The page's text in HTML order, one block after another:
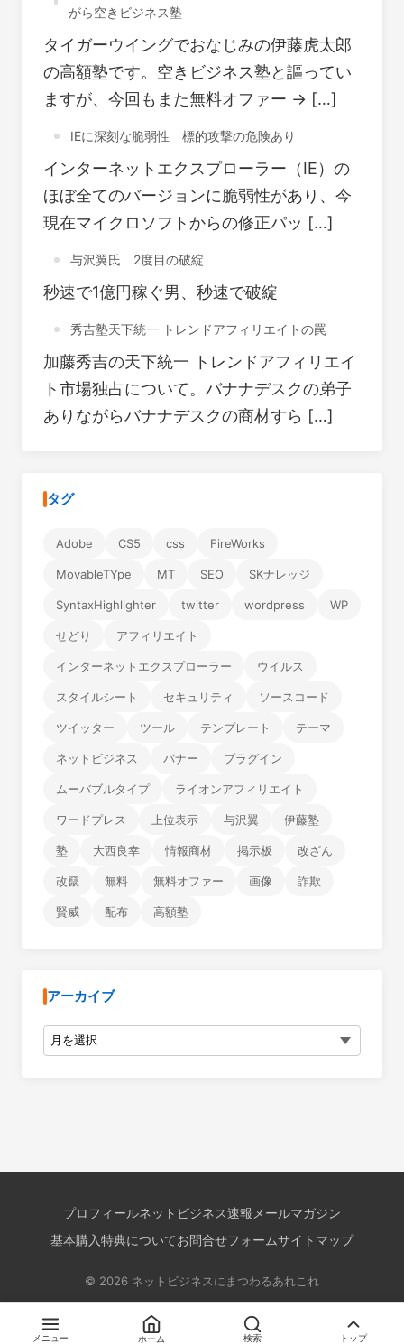
がら空きビジネス塾
タイガーウイングでおなじみの伊藤虎太郎
の高額塾です。空きビジネス塾と謳ってい
ますが、今回もまた無料オファー → […]
IEに深刻な脆弱性 標的攻撃の危険あり
インターネットエクスプローラー（IE）の
ほぼ全てのバージョンに脆弱性があり、今
現在マイクロソフトからの修正パッ […]
与沢翼氏 2度目の破綻
秒速で1億円稼ぐ男、秒速で破綻
秀吉塾天下統一 トレンドアフィリエイトの罠
加藤秀吉の天下統一 トレンドアフィリエイ
ト市場独占について。バナナデスクの弟子
ありながらバナナデスクの商材すら […]
タグ
Adobe CS5 css FireWorks
MovableTYpe MT SEO SKナレッジ
SyntaxHighlighter twitter wordpress WP
せどり アフィリエイト
インターネットエクスプローラー ウイルス
スタイルシート セキュリティ ソースコード
ツイッター ツール テンプレート テーマ
ネットビジネス バナー プラグイン
ムーバブルタイプ ライオンアフィリエイト
ワードプレス 上位表示 与沢翼 伊藤塾
塾 大西良幸 情報商材 掲示板 改ざん
改竄 無料 無料オファー 画像 詐欺
賢威 配布 高額塾
アーカイブ
アーカイブ
プロフィールネットビジネス速報メールマガジン
基本購入特典についてお問合せフォームサイトマップ
© 2026 ネットビジネスにまつわるあれこれ
メニュー ホーム 検索 トップ